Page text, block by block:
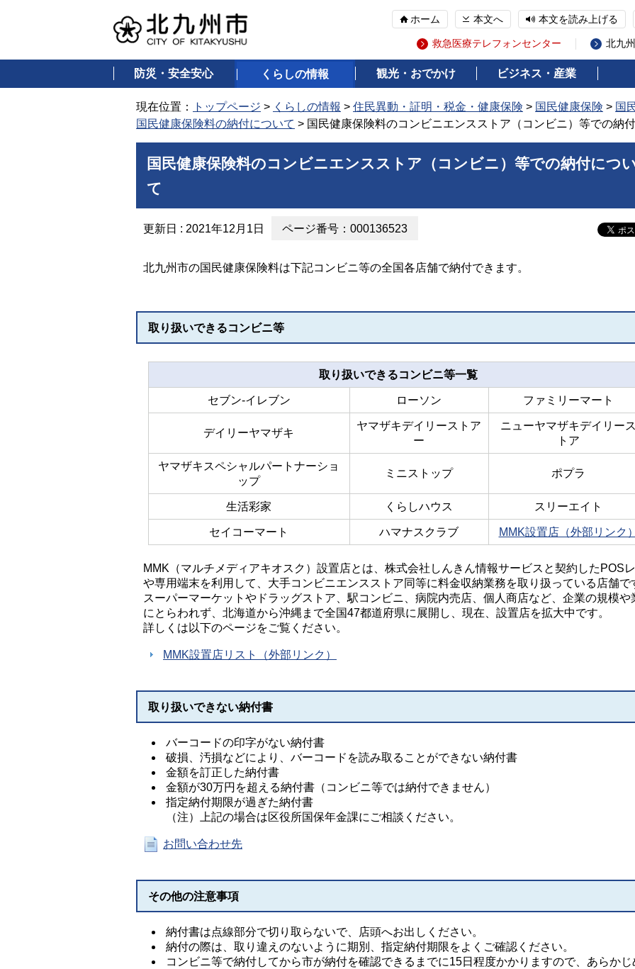
ホーム 本文へ 本文を読み上げる
救急医療テレフォンセンター 北九
防災・安全安心 くらしの情報 観光・おでかけ ビジネス・産業
現在位置： トップページ > くらしの情報 > 住民異動・証明・税金・健康保険 > 国民健康保険 > 国
国民健康保険料の納付について > 国民健康保険料のコンビニエンスストア（コンビニ）等での納
国民健康保険料のコンビニエンスストア（コンビニ）等での納付につ
て
更新日 : 2021年12月1日 ページ番号：000136523
北九州市の国民健康保険料は下記コンビニ等の全国各店舗で納付できます。
取り扱いできるコンビニ等
取り扱いできるコンビニ等一覧
セブン-イレブン ローソン ファミリーマート
デイリーヤマザキ
ヤマザキデイリーストア
ー
ニューヤマザキデイリース
トア
ヤマザキスペシャルパートナーショ
ップ
ミニストップ ポプラ
生活彩家 くらしハウス スリーエイト
セイコーマート ハマナスクラブ MMK設置店（外部リンク）
MMK（マルチメディアキオスク）設置店とは、株式会社しんきん情報サービスと契約したPOS
や専用端末を利用して、大手コンビニエンスストア同等に料金収納業務を取り扱っている店舗で
スーパーマーケットやドラッグストア、駅コンビニ、病院内売店、個人商店など、企業の規模や
にとらわれず、北海道から沖縄まで全国47都道府県に展開し、現在、設置店を拡大中です。
詳しくは以下のページをご覧ください。
MMK設置店リスト（外部リンク）
取り扱いできない納付書
バーコードの印字がない納付書
破損、汚損などにより、バーコードを読み取ることができない納付書
金額を訂正した納付書
金額が30万円を超える納付書（コンビニ等では納付できません）
指定納付期限が過ぎた納付書
（注）上記の場合は区役所国保年金課にご相談ください。
お問い合わせ先
その他の注意事項
納付書は点線部分で切り取らないで、店頭へお出しください。
納付の際は、取り違えのないように期別、指定納付期限をよくご確認ください。
コンビニ等で納付してから市が納付を確認できるまでに15日程度かかりますので、あらかじ